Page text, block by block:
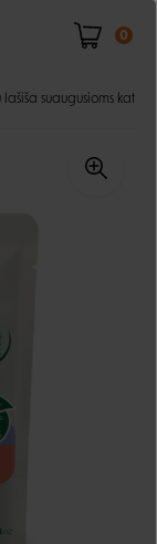
0
suaugusioms katėms